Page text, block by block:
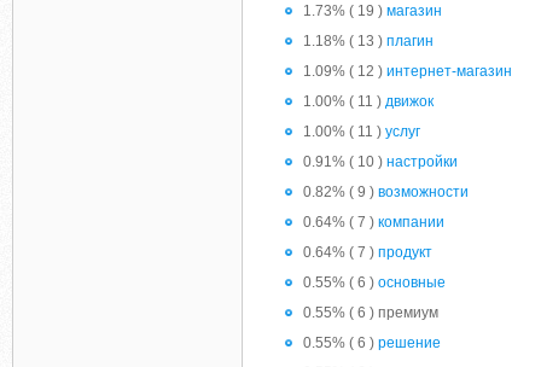
1.73% ( 19 ) магазин
1.18% ( 13 ) плагин
1.09% ( 12 ) интернет-магазин
1.00% ( 11 ) движок
1.00% ( 11 ) услуг
0.91% ( 10 ) настройки
0.82% ( 9 ) возможности
0.64% ( 7 ) компании
0.64% ( 7 ) продукт
0.55% ( 6 ) основные
0.55% ( 6 ) премиум
0.55% ( 6 ) решение